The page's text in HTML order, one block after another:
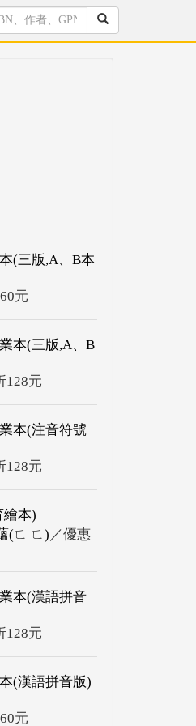
(三版,A、B本
元
本(三版,A、B
128元
本(注音符號
128元
繪本)
(ㄈ ㄈ) ／優惠
本(漢語拼音
128元
(漢語拼音版)
元